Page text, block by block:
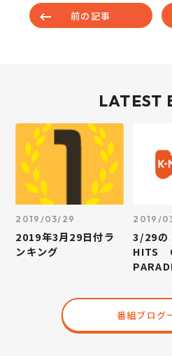
前の記事
LATEST
2019/03/29
2019年3月29日付ラ
ンキング
2019/
3/29の
HITS
番組ブログ